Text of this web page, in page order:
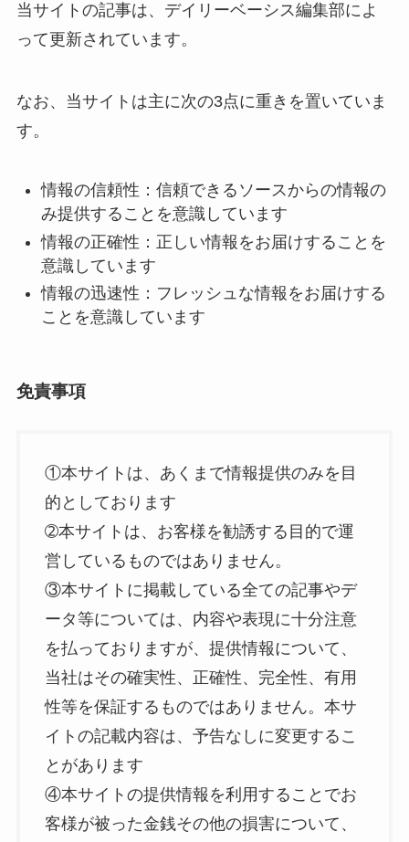
当サイトの記事は、デイリーベーシス編集部によ
って更新されています。
なお、当サイトは主に次の3点に重きを置いていま
す。
情報の信頼性：信頼できるソースからの情報の
み提供することを意識しています
情報の正確性：正しい情報をお届けすることを
意識しています
情報の迅速性：フレッシュな情報をお届けする
ことを意識しています
免責事項
①本サイトは、あくまで情報提供のみを目
的としております
➁本サイトは、お客様を勧誘する目的で運
営しているものではありません。
③本サイトに掲載している全ての記事やデ
ータ等については、内容や表現に十分注意
を払っておりますが、提供情報について、
当社はその確実性、正確性、完全性、有用
性等を保証するものではありません。本サ
イトの記載内容は、予告なしに変更するこ
とがあります
④本サイトの提供情報を利用することでお
客様が被った金銭その他の損害について、